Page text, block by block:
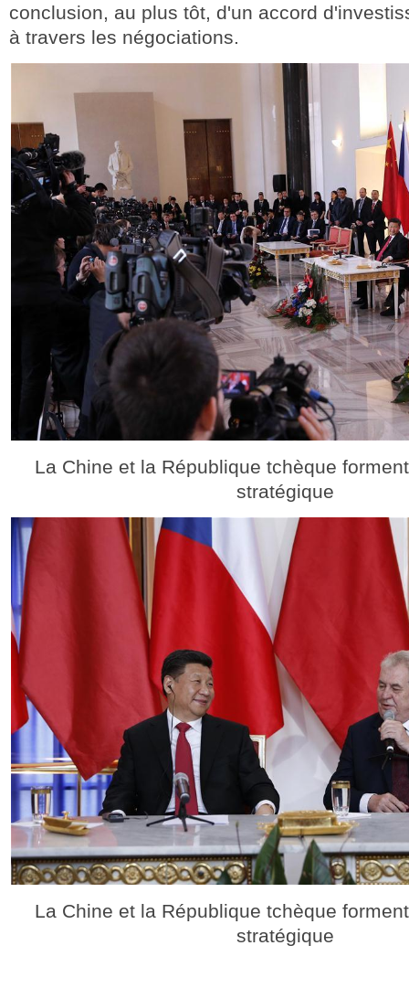
conclusion, au plus tôt, d'un accord
à travers les négociations.
La Chine et la République tchèque
stratégique
La Chine et la République tchèque
stratégique